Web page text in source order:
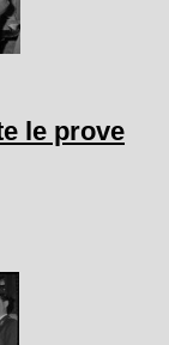
le prove